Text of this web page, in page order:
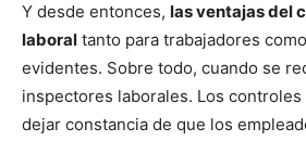
Y desde entonces, las ventajas del
laboral tanto para trabajadores
evidentes. Sobre todo, cuando se
inspectores laborales. Los
dejar constancia de que los